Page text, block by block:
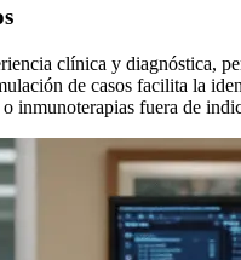
clínica y diagnóstica,
de casos facilita la
inmunoterapias fuera de